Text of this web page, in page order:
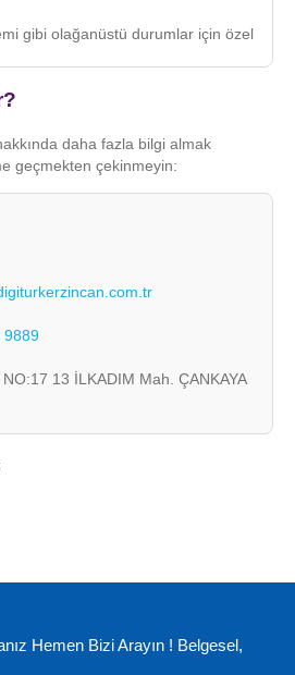
gibi olağanüstü durumlar için özel
daha fazla bilgi almak
geçmekten çekinmeyin:
9889
13 İLKADIM Mah. ÇANKAYA
Hemen Bizi Arayın ! Belgesel,